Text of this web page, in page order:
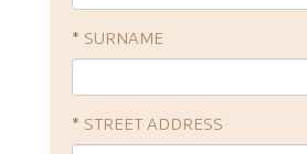
* SURNAME
* STREET ADDRESS